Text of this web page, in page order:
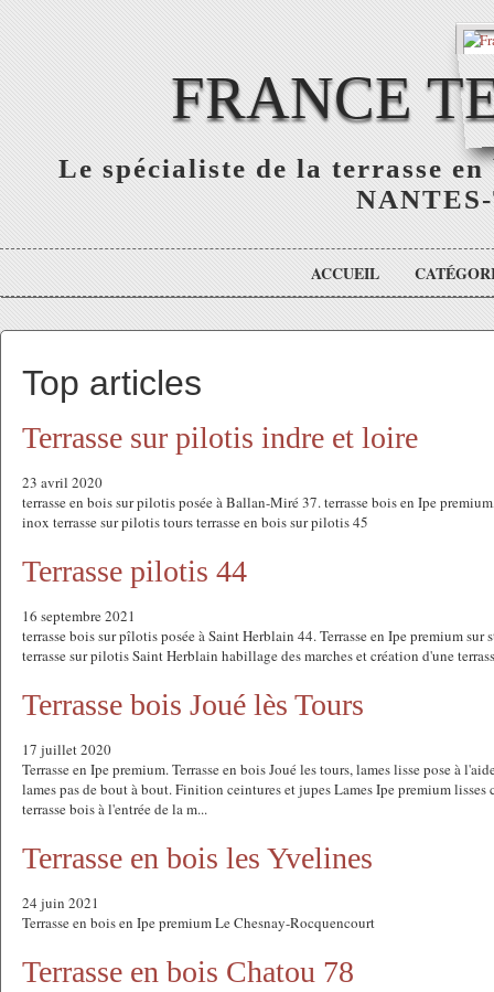
FRANCE
Le spécialiste de la terrasse
ACCUEIL
Top articles
Terrasse sur pilotis indre et loire
23 avril 2020
terrasse en bois sur pilotis posée à Ballan-Miré 37. terrasse bois en Ipe
inox terrasse sur pilotis tours terrasse en bois sur pilotis 45
Terrasse pilotis 44
16 septembre 2021
terrasse bois sur pîlotis posée à Saint Herblain 44. Terrasse en Ipe premium sur
terrasse sur pilotis Saint Herblain habillage des marches et création d'une
Terrasse bois Joué lès Tours
17 juillet 2020
Terrasse en Ipe premium. Terrasse en bois Joué les tours, lames lisse pose à
lames pas de bout à bout. Finition ceintures et jupes Lames Ipe premium lisses
terrasse bois à l'entrée de la m...
Terrasse en bois les Yvelines
24 juin 2021
Terrasse en bois en Ipe premium Le Chesnay-Rocquencourt
Terrasse en bois Chatou 78